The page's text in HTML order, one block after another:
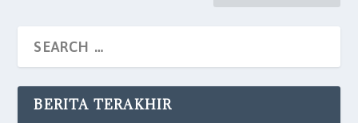
BERITA TERAKHIR